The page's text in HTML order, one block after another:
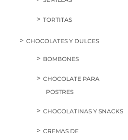
TORTITAS
CHOCOLATES Y DULCES
BOMBONES
CHOCOLATE PARA
POSTRES
CHOCOLATINAS Y SNACKS
CREMAS DE